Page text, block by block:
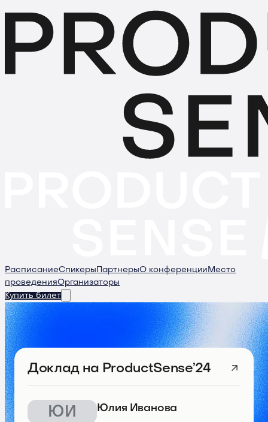
РасписаниеСпикеры ПартнерыО конференции Место
проведенияОрганизаторы
Купить билет
Доклад на ProductSense’24
ЮИ Юлия Иванова